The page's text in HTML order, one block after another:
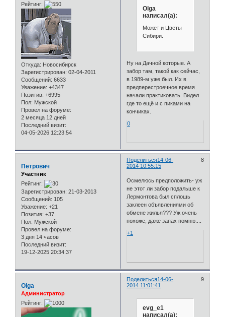
Рейтинг:
Откуда: Новосибирск
Зарегистрирован: 02-04-2011
Сообщений: 6633
Уважение: +4347
Позитив: +6995
Пол: Мужской
Провел на форуме:
2 месяца 12 дней
Последний визит:
04-05-2026 12:23:54
Olga
написал(а):
Может и Цветы
Сибири.
Ну на Дачной которые. А
забор там, такой как сейчас,
в 1989-м уже был. Их в
предперестроечное время
начали практиковать. Видел
где то ещё и с пиками на
кончиках.
0
Поделиться 8
14-06-
2014 10:55:15
Петрович
Участник
Рейтинг:
Зарегистрирован: 21-03-2013
Сообщений: 105
Уважение: +21
Позитив: +37
Пол: Мужской
Провел на форуме:
3 дня 14 часов
Последний визит:
19-12-2025 20:34:37
Осмелюсь предположить- уж
не этот ли забор подальше к
Лермонтова был сплошь
заклеен объявлениями об
обмене жилья??? Уж очень
похоже, даже запах помню....
+1
Поделиться 9
14-06-
2014 11:01:41
Olga
Администратор
Рейтинг:
evg_e1
написал(а):